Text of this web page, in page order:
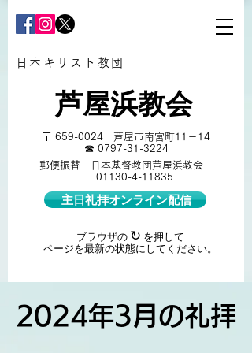
日本キリスト教団
芦屋浜教会
​〒 659-0024 芦屋市南宮町11－14
☎ 0797-31-3224
主日礼拝オンライン配信
ブラウザの ↻ を押して
ページを最新の状態にしてください。
郵便振替 日本基督教団芦屋浜教会
01130-4-11835
2024年3月の礼拝